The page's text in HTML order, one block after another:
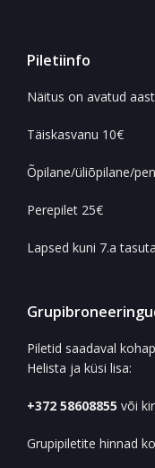
Piletiinfo
Näitus on avatud
Täiskasvanu 10€
Õpilane/üliõpilane/
Perepilet 25€
Lapsed kuni 7.a tasuta
Piletid saadaval
Helista ja küsi lisa:
+372 58608855 või
Grupipiletite hinnad